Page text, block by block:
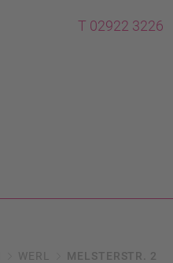
T 02922 3226
WERL MELSTERSTR. 2